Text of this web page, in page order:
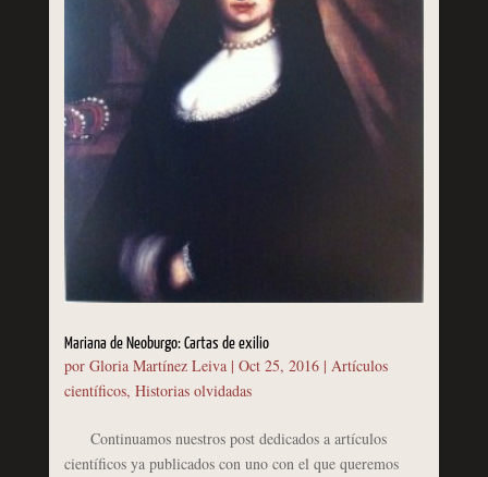
Mariana de Neoburgo: Cartas de exilio
por Gloria Martínez Leiva| Oct 25, 2016| Artículos
científicos, Historias olvidadas
Continuamos nuestros post dedicados a artículos
científicos ya publicados con uno con el que queremos